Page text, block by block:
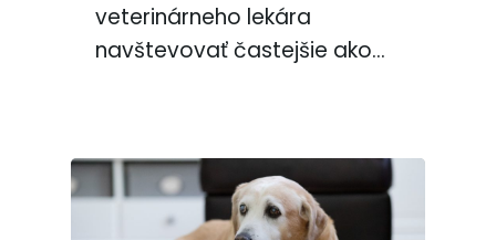
veterinárneho lekára
navštevovať častejšie ako…